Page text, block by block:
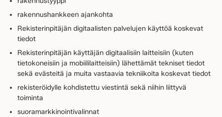
rakennushankkeen ajankohta
Rekisterinpitäjän digitaalisten palvelujen käyttöä koskevat
tiedot
Rekisterinpitäjän käyttäjän digitaalisiin laitteisiin (kuten
tietokoneisiin ja mobiililaitteisiin) lähettämät tekniset tiedot
sekä evästeitä ja muita vastaavia tekniikoita koskevat tiedot
rekisteröidylle kohdistettu viestintä sekä niihin liittyvä
toiminta
suoramarkkinointivalinnat